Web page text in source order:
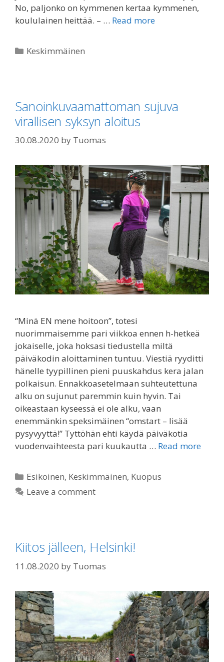
No, paljonko on kymmenen kertaa kymmenen,
koululainen heittää. – … Read more
Categories
Keskimmäinen
Sanoinkuvaamattoman sujuva
virallisen syksyn aloitus
30.08.2020 by Tuomas
“Minä EN mene hoitoon”, totesi
nuorimmaisemme pari viikkoa ennen h-hetkeä
jokaiselle, joka hoksasi tiedustella miltä
päiväkodin aloittaminen tuntuu. Viestiä ryyditti
hänelle tyypillinen pieni puuskahdus kera jalan
polkaisun. Ennakkoasetelmaan suhteutettuna
alku on sujunut paremmin kuin hyvin. Tai
oikeastaan kyseessä ei ole alku, vaan
enemmänkin speksimäinen “omstart – lisää
pysyvyyttä!” Tyttöhän ehti käydä päiväkotia
vuodenvaihteesta pari kuukautta … Read more
Categories
Esikoinen, Keskimmäinen, Kuopus
Leave a comment
Kiitos jälleen, Helsinki!
11.08.2020 by Tuomas